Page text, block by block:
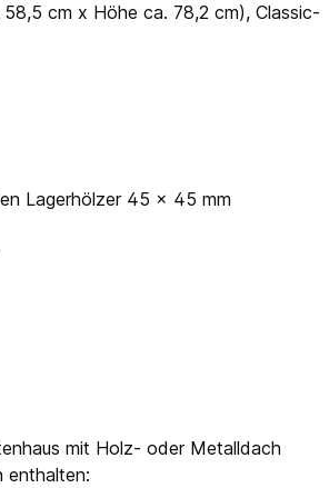
cm x Höhe ca. 78,2 cm), Classic-
Lagerhölzer 45 x 45 mm
mit Holz- oder Metalldach
enthalten: